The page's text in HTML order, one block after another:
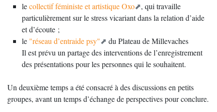
lecollectif féministe et artistique Oxo
, qui travaille
particulièrement sur le stress vicariant dans la relation d’aide
et d’écoute ;
le "réseau d’entraide psy"
du Plateau de Millevaches
Il est prévu un partage des interventions de l’enregistrement
des présentations pour les personnes qui le souhaitent.
Un deuxième temps a été consacré à des discussions en petits
groupes, avant un temps d’échange de perspectives pour conclure.